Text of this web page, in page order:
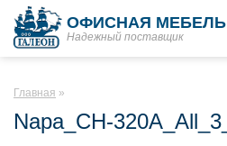
ОФИСНАЯ МЕБЕЛЬ
Надежный поставщик
Главная
Napa_CH-320A_All_3_